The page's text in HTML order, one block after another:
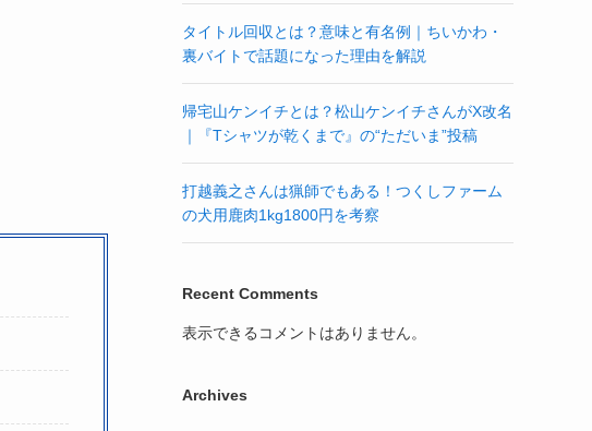
タイトル回収とは？意味と有名例｜ちいかわ・
裏バイトで話題になった理由を解説
帰宅山ケンイチとは？松山ケンイチさんがX改名
｜『Tシャツが乾くまで』の“ただいま”投稿
打越義之さんは猟師でもある！つくしファーム
の犬用鹿肉1kg1800円を考察
Recent Comments
表示できるコメントはありません。
Archives